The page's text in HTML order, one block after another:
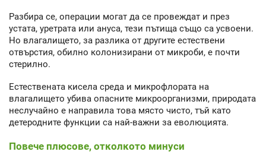
Разбира се, операции могат да се провеждат и през
устата, уретрата или ануса, тези пътища също са усвоени.
Но влагалището, за разлика от другите естествени
отвърстия, обилно колонизирани от микроби, е почти
стерилно.
Естествената кисела среда и микрофлората на
влагалището убива опасните микроорганизми, природата
неслучайно е направила това място чисто, тъй като
детеродните функции са най-важни за еволюцията.
Повече плюсове, отколкото минуси